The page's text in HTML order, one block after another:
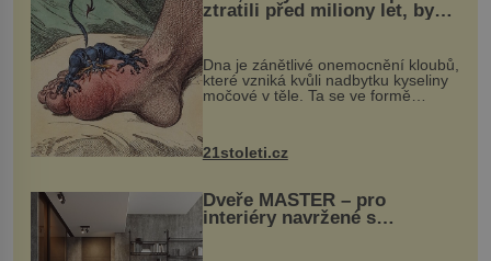
ztratili před miliony let, by
mohl pomoci s léčbou
„nemoci králů“
Dna je zánětlivé onemocnění kloubů,
které vzniká kvůli nadbytku kyseliny
močové v těle. Ta se ve formě
nohou, a způsobuje bole...
21stoleti.cz
Dveře MASTER – pro
interiéry navržené s
rozumem i vášní!